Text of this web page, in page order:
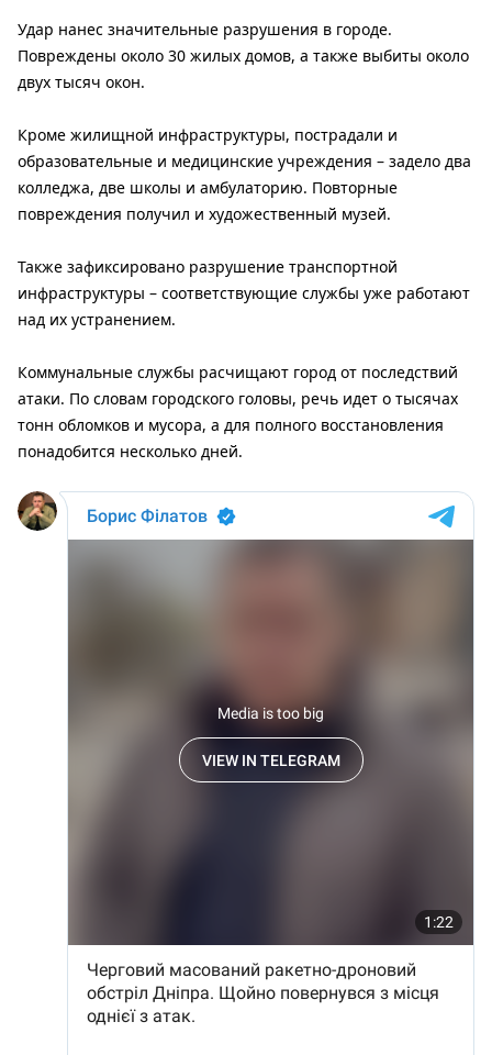
Удар нанес значительные разрушения в городе.
Повреждены около 30 жилых домов, а также выбиты около
двух тысяч окон.
Кроме жилищной инфраструктуры, пострадали и
образовательные и медицинские учреждения – задело два
колледжа, две школы и амбулаторию. Повторные
повреждения получил и художественный музей.
Также зафиксировано разрушение транспортной
инфраструктуры – соответствующие службы уже работают
над их устранением.
Коммунальные службы расчищают город от последствий
атаки. По словам городского головы, речь идет о тысячах
тонн обломков и мусора, а для полного восстановления
понадобится несколько дней.